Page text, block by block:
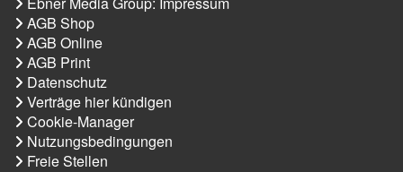
AGB Shop
AGB Online
AGB Print
Datenschutz
Verträge hier kündigen
Cookie-Manager
Nutzungsbedingungen
Freie Stellen